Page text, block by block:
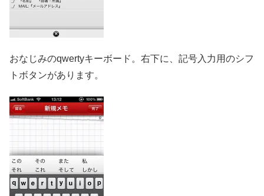
おなじみのqwertyキーボード。右下に、記号入力用のシフ
トボタンがあります。